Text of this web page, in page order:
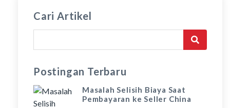
Cari Artikel
Postingan Terbaru
Masalah Selisih Biaya Saat
Pembayaran ke Seller China